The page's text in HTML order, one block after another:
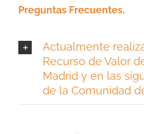
Preguntas Frecuentes.
Actualmente
Recurso de Valor
Madrid y en las
de la Comunidad